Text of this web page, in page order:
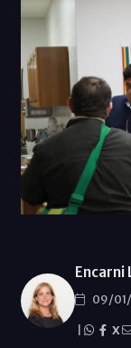
Encarni
09/
X